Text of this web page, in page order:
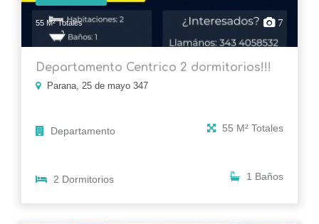
55 M² Totales 7
Departamento Centrico 2 dormitorios!!!
Parana, 25 de mayo 347
Departamento 55 M² Totales
2 Dormitorios 1 Baños